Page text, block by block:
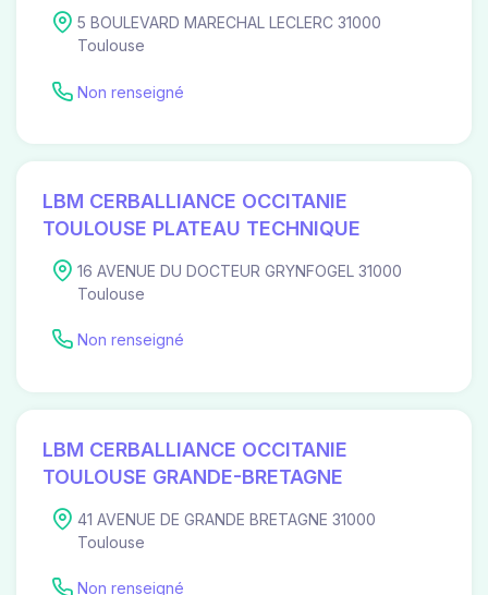
5 BOULEVARD MARECHAL LECLERC 31000
Toulouse
Non renseigné
LBM CERBALLIANCE OCCITANIE
TOULOUSE PLATEAU TECHNIQUE
16 AVENUE DU DOCTEUR GRYNFOGEL 31000
Toulouse
Non renseigné
LBM CERBALLIANCE OCCITANIE
TOULOUSE GRANDE-BRETAGNE
41 AVENUE DE GRANDE BRETAGNE 31000
Toulouse
Non renseigné